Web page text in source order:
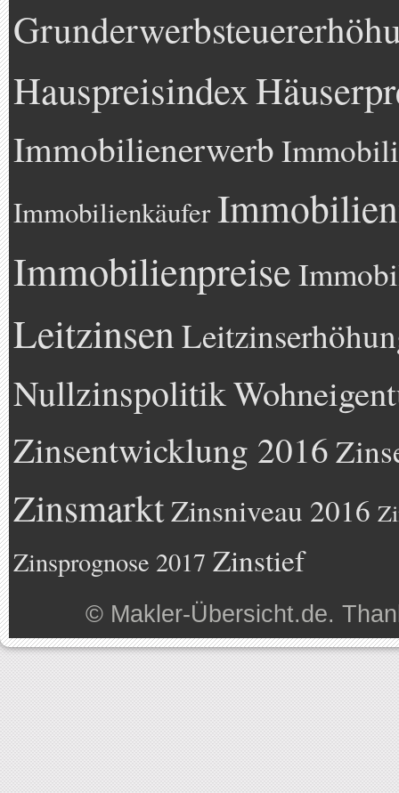
Hauspreisindex
Immobilienerwerb
Immobilienkäufer
Immobilienpreise
Leitzinsen
Nullzinspolitik
Zinsentwicklung 2016
Zinsmarkt Zinsniveau 2016
Zinsprognose 2017 Zinstief
© Makler-Übersicht.de.